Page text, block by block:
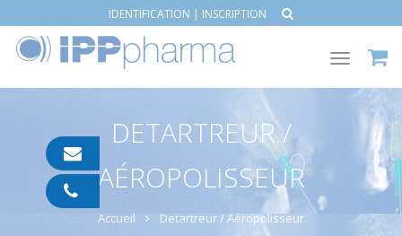
IDENTIFICATION | INSCRIPTION
Toggle
DETARTREUR /
AÉROPOLISSEUR
Accueil Detartreur / Aéropolisseur
pharma.com
04
91
05